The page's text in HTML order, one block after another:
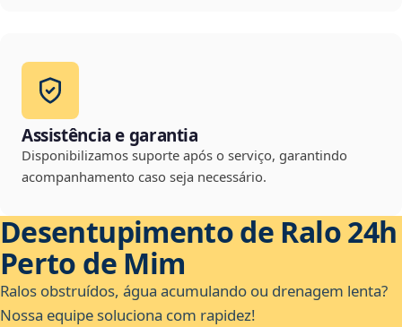
Assistência e garantia
Disponibilizamos suporte após o serviço, garantindo
acompanhamento caso seja necessário.
Desentupimento de Ralo 24h
Perto de Mim
Ralos obstruídos, água acumulando ou drenagem lenta?
Nossa equipe soluciona com rapidez!